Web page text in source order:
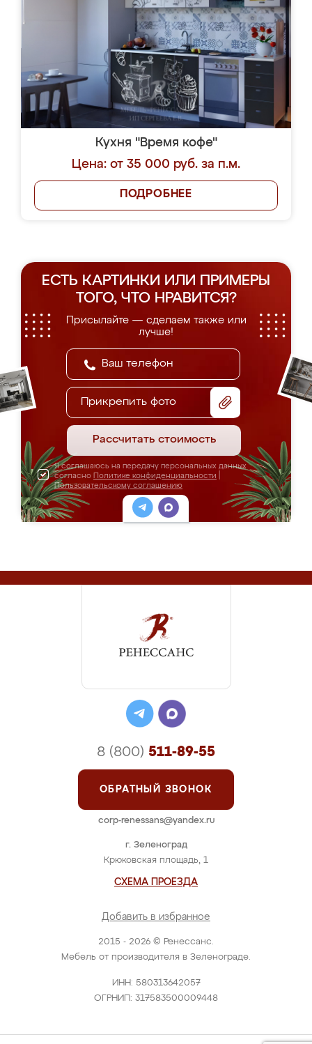
Кухня "Время кофе"
Цена: от 35 000 руб. за п.м.
ПОДРОБНЕЕ
ЕСТЬ КАРТИНКИ ИЛИ ПРИМЕРЫ
ТОГО, ЧТО НРАВИТСЯ?
Присылайте — сделаем также или
лучше!
Прикрепить фото
Рассчитать стоимость
Я соглашаюсь на передачу персональных данных
согласно Политике конфиденциальности
Пользовательскому соглашению
2015 - 2026 © Ренессанс.
Мебель от производителя в Зеленограде.
ИНН: 580313642057
ОГРНИП: 317583500009448
г. Зеленоград
Крюковская площадь, 1
СХЕМА ПРОЕЗДА
Добавить в избранное
8 (800) 511-89-55
ОБРАТНЫЙ ЗВОНОК
corp-renessans@yandex.ru